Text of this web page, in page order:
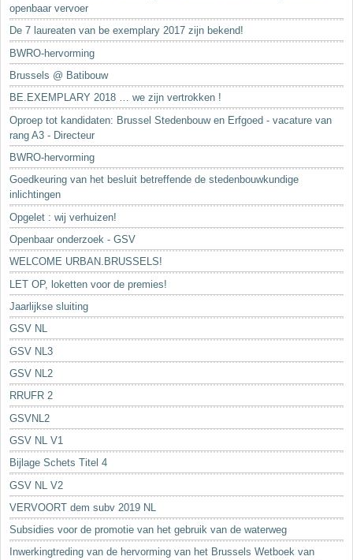
openbaar vervoer
De 7 laureaten van be exemplary 2017 zijn bekend!
BWRO-hervorming
Brussels @ Batibouw
BE.EXEMPLARY 2018 … we zijn vertrokken !
Oproep tot kandidaten: Brussel Stedenbouw en Erfgoed - vacature van
rang A3 - Directeur
BWRO-hervorming
Goedkeuring van het besluit betreffende de stedenbouwkundige
inlichtingen
Opgelet : wij verhuizen!
Openbaar onderzoek - GSV
WELCOME URBAN.BRUSSELS!
LET OP, loketten voor de premies!
Jaarlijkse sluiting
GSV NL
GSV NL3
GSV NL2
RRUFR 2
GSVNL2
GSV NL V1
Bijlage Schets Titel 4
GSV NL V2
VERVOORT dem subv 2019 NL
Subsidies voor de promotie van het gebruik van de waterweg
Inwerkingtreding van de hervorming van het Brussels Wetboek van